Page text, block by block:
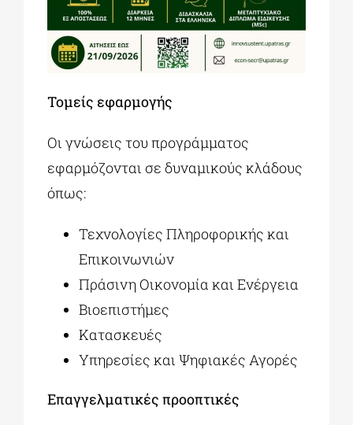
Τομείς εφαρμογής
Οι γνώσεις του προγράμματος
εφαρμόζονται σε δυναμικούς κλάδους
όπως:
Τεχνολογίες Πληροφορικής και
Επικοινωνιών
Πράσινη Οικονομία και Ενέργεια
Βιοεπιστήμες
Κατασκευές
Υπηρεσίες και Ψηφιακές Αγορές
Επαγγελματικές προοπτικές